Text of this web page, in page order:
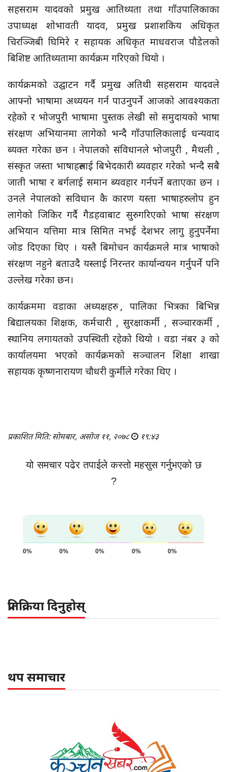
सहसराम यादवको प्रमुख आतिथ्यता तथा गाँउपालिकाका
उपाध्यक्ष शोभावती यादव, प्रमुख प्रशाशकिय अधिकृत
चिरञ्जिबी घिमिरे र सहायक अधिकृत माधवराज पौडेलको
बिशिष्ट आतिथ्यतामा कार्यक्रम गरिएको थियो ।
कार्यक्रमको उद्घाटन गर्दै प्रमुख अतिथी सहसराम यादवले
आफ्नो भाषामा अध्ययन गर्न पाउनुपर्ने आजको आवश्यकता
रहेको र भोजपुरी भाषामा पुस्तक लेखी सो समुदायको भाषा
संरक्षण अभियानमा लागेको भन्दै गाँउपालिकालाई धन्यवाद
ब्यक्त गरेका छन । नेपालको संविधानले भोजपुरी , मैथली ,
संस्कृत जस्ता भाषाहरुलाई बिभेदकारी ब्यवहार गरेको भन्दै सबै
जाती भाषा र बर्गलाई समान ब्यवहार गर्नपर्ने बताएका छन ।
उनले नेपालको सविधान कै कारण यस्ता भाषाहरु लोप हुन
लागेको जिकिर गर्दै गैडहवाबाट सुरु गरिएको भाषा संरक्षण
अभियान यत्तिमा मात्र सिमित नभई देशभर लागु हुनुपर्नेमा
जोड दिएका थिए । यस्तै बिमोचन कार्यक्रमले मात्र भाषाको
संरक्षण नहुने बताउदै यस्लाई निरन्तर कार्यान्वयन गर्नुपर्ने पनि
उल्लेख गरेका छन।
कार्यक्रममा वडाका अध्यक्षहरु , पालिका भित्रका बिभिन्न
बिद्यालयका शिक्षक, कर्मचारी , सुरक्षाकर्मी , सञ्चारकर्मी ,
स्थानिय लगायतको उपस्थिती रहेको थियो । वडा नंबर ३ को
कार्यालयमा भएको कार्यक्रमको सञ्चालन शिक्षा शाखा
सहायक कृष्णनारायण चौधरी कुर्मीले गरेका थिए ।
प्रकाशित मिति: सोमबार, असोज ११, २०७८ १९:४३
यो समचार पढेर तपाईले कस्तो महसुस गर्नुभएको छ
?
0% 0% 0% 0% 0%
प्रतिक्रिया दिनुहोस्
थप समाचार